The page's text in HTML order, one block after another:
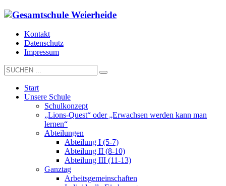
Kontakt
Datenschutz
Impressum
Start
Unsere Schule
Schulkonzept
„Lions-Quest“ oder „Erwachsen werden kann man
lernen“
Abteilungen
Abteilung I (5-7)
Abteilung II (8-10)
Abteilung III (11-13)
Ganztag
Arbeitsgemeinschaften